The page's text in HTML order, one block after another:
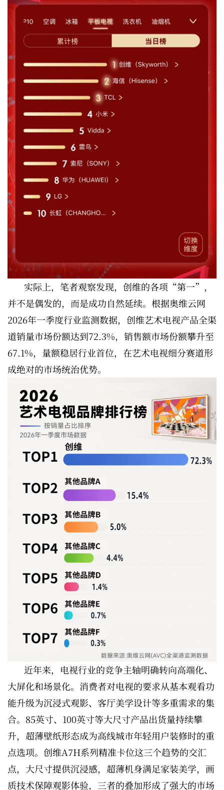
实际上，笔者观察发现，创维的各项“第一”，
并不是偶发的，而是成功自然延续。根据奥维云网
2026年一季度行业监测数据，创维艺术电视产品全渠
道销量市场份额达到72.3%，销售额市场份额攀升至
67.1%，量额稳居行业首位，在艺术电视细分赛道形
成绝对的市场统治优势。
近年来，电视行业的竞争主轴明确转向高端化、
大屏化和场景化。消费者对电视的要求从基本观看功
能升级为沉浸式观影、客厅美学设计等多重需求的集
合。85英寸、100英寸等大尺寸产品出货量持续攀
升，超薄壁纸形态成为高线城市年轻用户装修时的重
点选项。创维A7H系列精准卡位这三个趋势的交汇
点，大尺寸提供沉浸感，超薄机身满足家装美学，画
质技术保障观影体验，三者的叠加形成了强大的市场